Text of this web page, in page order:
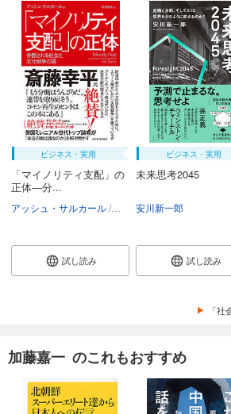
ビジネス・実用
「マイノリティ支配」の
正体―分...
アッシュ・サルカール 町田敦夫
試し読み
ビジネス・実用
未来思考2045
安川新一郎
試し読み
「
加藤嘉一 のこれもおすすめ